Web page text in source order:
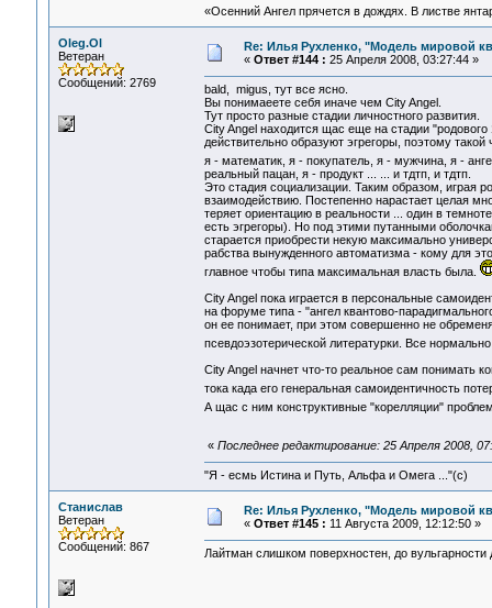
«Осенний Ангел прячется в дождях. В листве
Oleg.Ol
Ветеран
Сообщений: 2769
Re: Илья Рухленко, "Модель мировой
« Ответ #144 : 25 Апреля 2008, 03:27:44 »
bald, migus, тут все ясно.
Вы понимаеете себя иначе чем City Angel.
Тут просто разные стадии личностного развития.
City Angel находится щас еще на стадии
действительно образуют эгрегоры, поэтому
я - математик, я - покупатель, я - мужчина, я -
реальный пацан, я - продукт ... ... и тдтп, и тдтп.
Это стадия социализации. Таким образом, играя
взаимодействию. Постепенно нарастает целая
теряет ориентацию в реальности ... один в
есть эгрегоры). Но под этими путанными
старается приобрести некую максимально
рабства вынужденного автоматизма - кому для
главное чтобы типа максимальная власть была.
City Angel пока играется в персональные
на форуме типа - "ангел квантово-
он ее понимает, при этом совершенно не
псевдоэзотерической литературки. Все
City Angel начнет что-то реальное сам понимать
тока када его генеральная самоидентичность
А щас с ним конструктивные "корелляции"
« Последнее редактирование: 25 Апреля 2008,
"Я - есмь Истина и Путь, Альфа и Омега ..."(с)
Станислав
Ветеран
Сообщений: 867
Re: Илья Рухленко, "Модель мировой
« Ответ #145 : 11 Августа 2009, 12:12:50 »
Лайтман слишком поверхностен, до